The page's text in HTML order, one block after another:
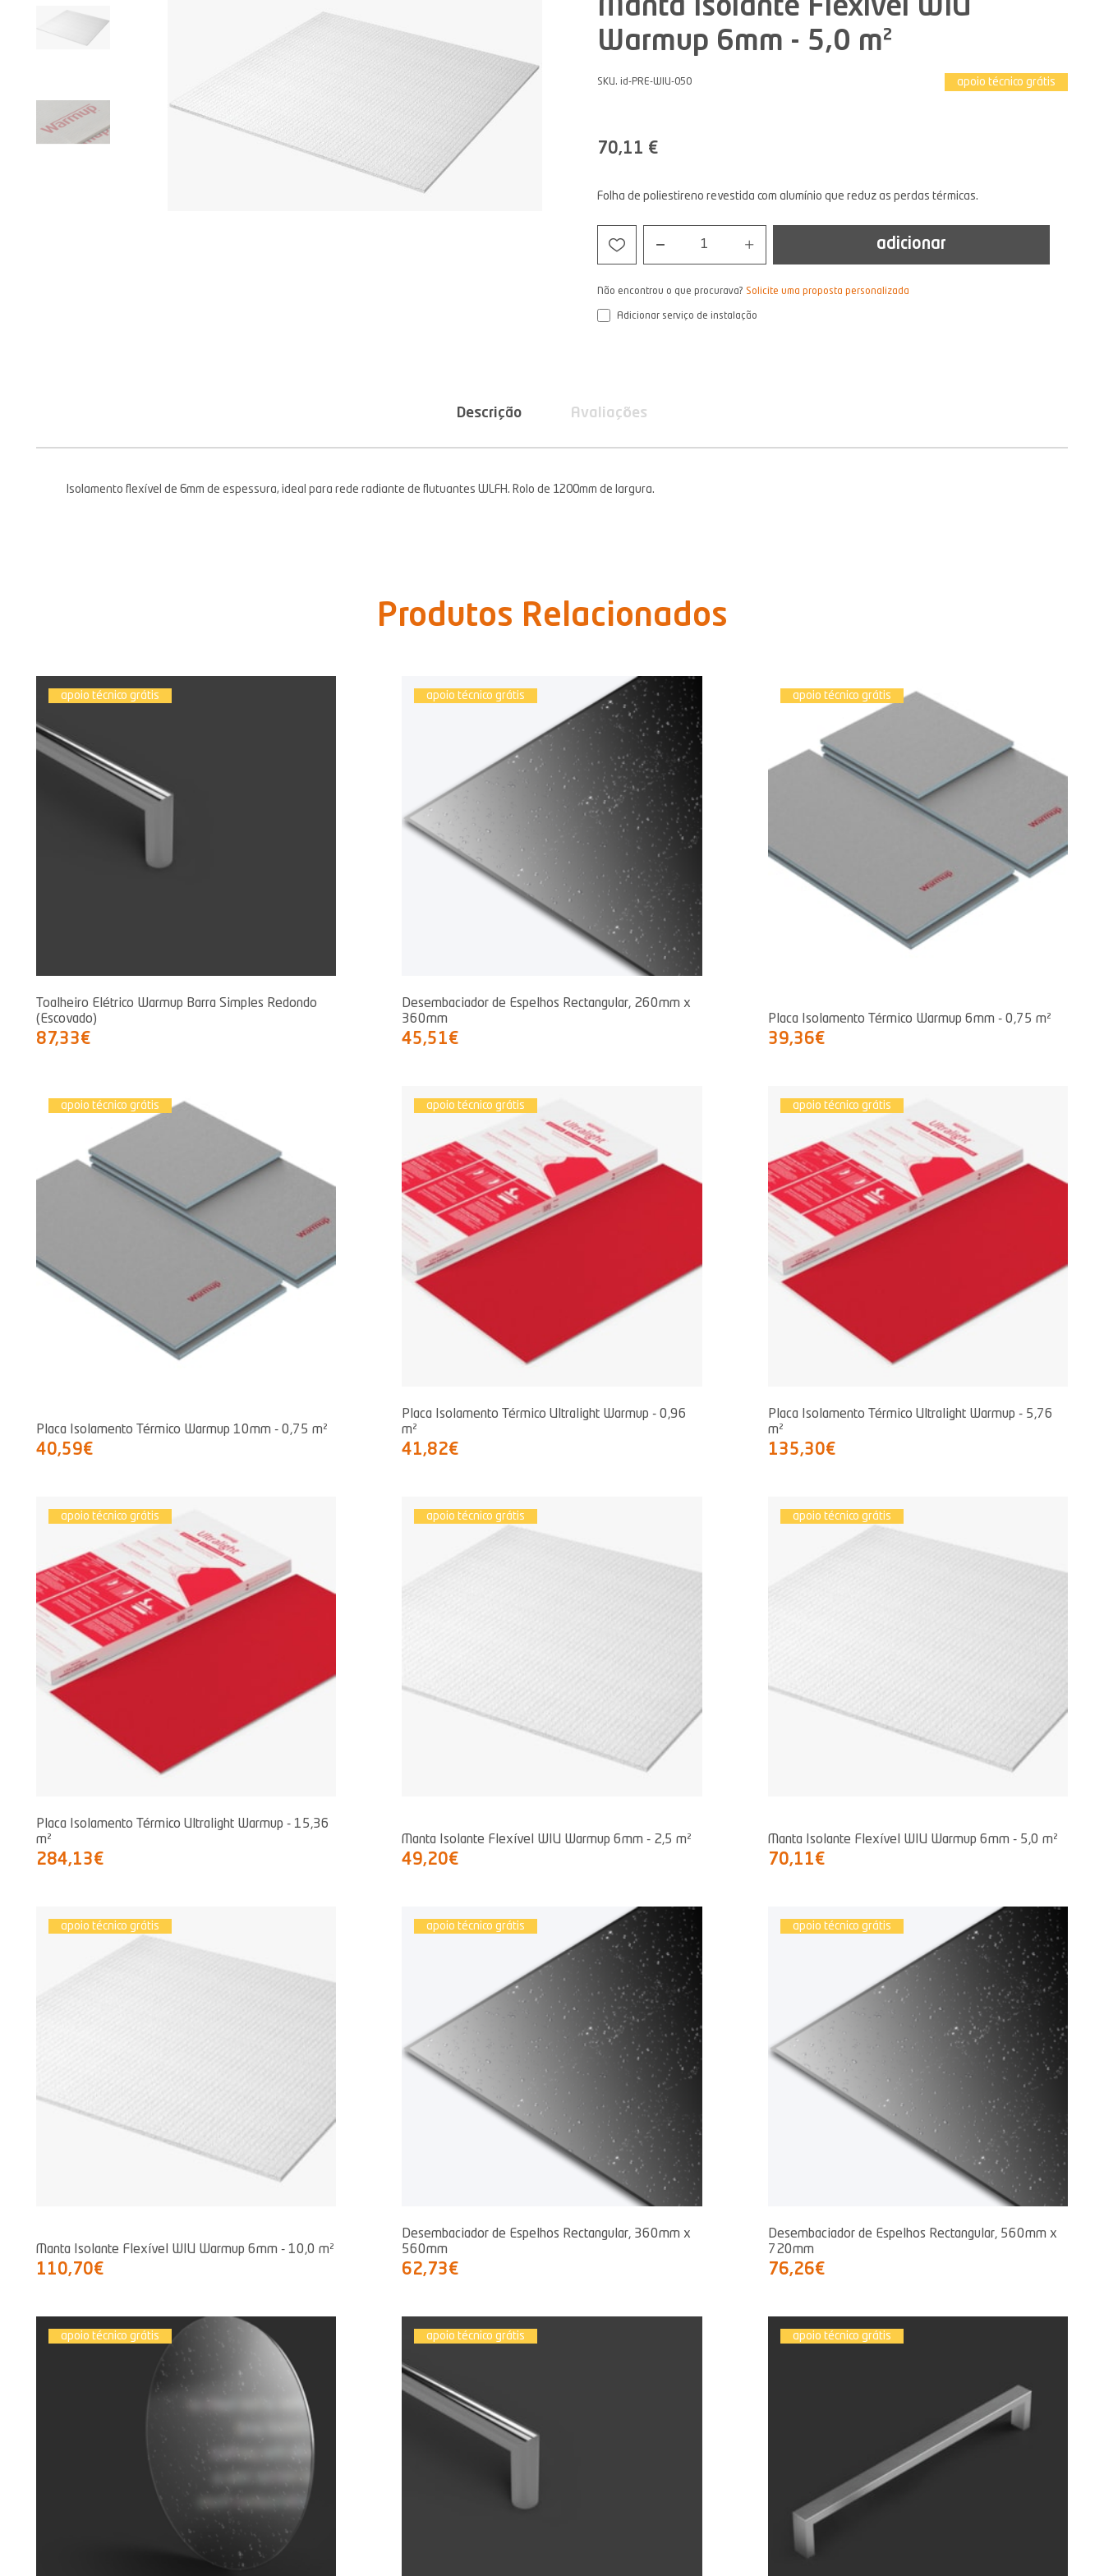
Manta Isolante Flexível WIU
Warmup 6mm - 5,0 m²
SKU. id-PRE-WIU-050 apoio técnico grátis
70,11 €
Folha de poliestireno revestida com alumínio que reduz as perdas térmicas.
1 adicionar
Não encontrou o que procurava? Solicite uma proposta personalizada
Adicionar serviço de instalação
Descrição Avaliações
Isolamento flexível de 6mm de espessura, ideal para rede radiante de flutuantes WLFH. Rolo de 1200mm de largura.
Produtos Relacionados
apoio técnico grátis
Toalheiro Elétrico Warmup Barra Simples Redondo
(Escovado)
87,33€
apoio técnico grátis
Desembaciador de Espelhos Rectangular, 260mm x
360mm
45,51€
apoio técnico grátis
Placa Isolamento Térmico Warmup 6mm - 0,75 m²
39,36€
apoio técnico grátis
Placa Isolamento Térmico Warmup 10mm - 0,75 m²
40,59€
apoio técnico grátis
Placa Isolamento Térmico Ultralight Warmup - 0,96
m²
41,82€
apoio técnico grátis
Placa Isolamento Térmico Ultralight Warmup - 5,76
m²
135,30€
apoio técnico grátis
Placa Isolamento Térmico Ultralight Warmup - 15,36
m²
284,13€
apoio técnico grátis
Manta Isolante Flexível WIU Warmup 6mm - 2,5 m²
49,20€
apoio técnico grátis
Manta Isolante Flexível WIU Warmup 6mm - 5,0 m²
70,11€
apoio técnico grátis
Manta Isolante Flexível WIU Warmup 6mm - 10,0 m²
110,70€
apoio técnico grátis
Desembaciador de Espelhos Rectangular, 360mm x
560mm
62,73€
apoio técnico grátis
Desembaciador de Espelhos Rectangular, 560mm x
720mm
76,26€
apoio técnico grátis apoio técnico grátis apoio técnico grátis